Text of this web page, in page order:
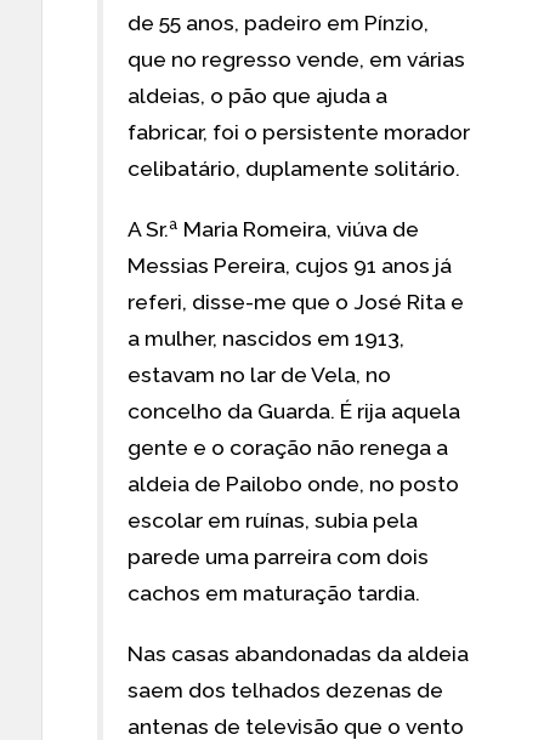
de 55 anos, padeiro em Pínzio,
que no regresso vende, em várias
aldeias, o pão que ajuda a
fabricar, foi o persistente morador
celibatário, duplamente solitário.
A Sr.ª Maria Romeira, viúva de
Messias Pereira, cujos 91 anos já
referi, disse-me que o José Rita e
a mulher, nascidos em 1913,
estavam no lar de Vela, no
concelho da Guarda. É rija aquela
gente e o coração não renega a
aldeia de Pailobo onde, no posto
escolar em ruínas, subia pela
parede uma parreira com dois
cachos em maturação tardia.
Nas casas abandonadas da aldeia
saem dos telhados dezenas de
antenas de televisão que o vento